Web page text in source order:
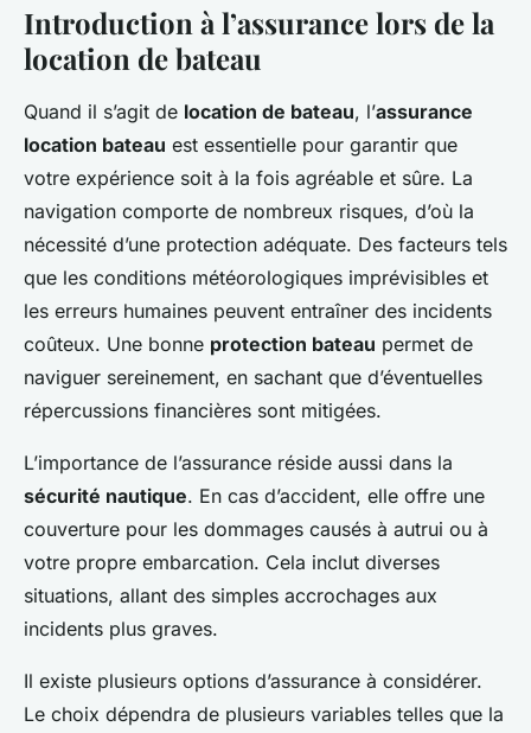
Introduction à l’assurance lors de la
location de bateau
Quand il s’agit de location de bateau, l’assurance
location bateau est essentielle pour garantir que
votre expérience soit à la fois agréable et sûre. La
navigation comporte de nombreux risques, d’où la
nécessité d’une protection adéquate. Des facteurs tels
que les conditions météorologiques imprévisibles et
les erreurs humaines peuvent entraîner des incidents
coûteux. Une bonne protection bateau permet de
naviguer sereinement, en sachant que d’éventuelles
répercussions financières sont mitigées.
L’importance de l’assurance réside aussi dans la
sécurité nautique. En cas d’accident, elle offre une
couverture pour les dommages causés à autrui ou à
votre propre embarcation. Cela inclut diverses
situations, allant des simples accrochages aux
incidents plus graves.
Il existe plusieurs options d’assurance à considérer.
Le choix dépendra de plusieurs variables telles que la